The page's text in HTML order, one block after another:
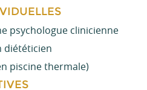
psychologue clinicienne
diététicien
piscine thermale)